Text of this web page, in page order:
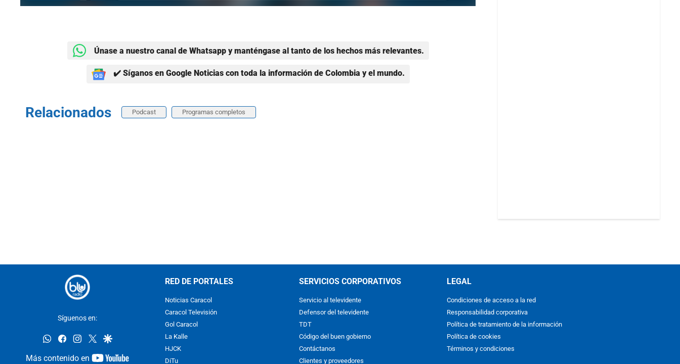
Únase a nuestro canal de Whatsapp y manténgase al tanto de los hechos más relevantes.
✔️ Síganos en Google Noticias con toda la información de Colombia y el mundo.
Relacionados Podcast Programas completos
Síguenos en:
whatsappfacebookinstagram
twittergoogle
Más contenido en
youtube-
RED DE PORTALES
Noticias Caracol
Caracol Televisión
Gol Caracol
La Kalle
HJCK
DiTu
SERVICIOS CORPORATIVOS
Servicio al televidente
Defensor del televidente
TDT
Código del buen gobierno
Contáctanos
Clientes y proveedores
LEGAL
Condiciones de acceso a la red
Responsabilidad corporativa
Política de tratamiento de la información
Política de cookies
Términos y condiciones